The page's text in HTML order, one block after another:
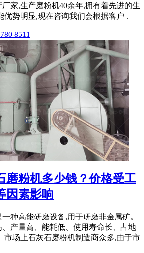
家,生产磨粉机40余年,拥有着先进的生
优势明显,现在咨询我们会根据客户 .
8511
磨粉机多少钱？价格受工
因素影响
种高能研磨设备,用于研磨非金属矿。
产量高、能耗低、使用寿命长、占地
市场上石灰石磨粉机制造商众多,由于市